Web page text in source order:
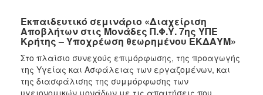
ΗΡΑΚΛΕΙΟ
Εκπαιδευτικό σεμινάριο «Διαχείριση
Αποβλήτων στις Μονάδες Π.Φ.Υ. 7ης ΥΠΕ
Κρήτης – Υποχρέωση θεωρημένου ΕΚΔΑΥΜ»
Στο πλαίσιο συνεχούς επιμόρφωσης, της προαγωγής
της Υγείας και Ασφάλειας των εργαζομένων, και
της διασφάλισης της συμμόρφωσης των
υγειονομικών μονάδων με τις απαιτήσεις που